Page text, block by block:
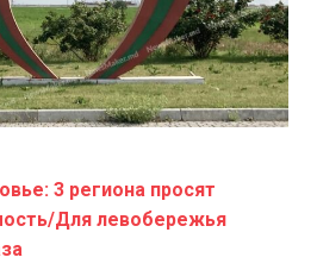
3 региона просят
Для левобережья